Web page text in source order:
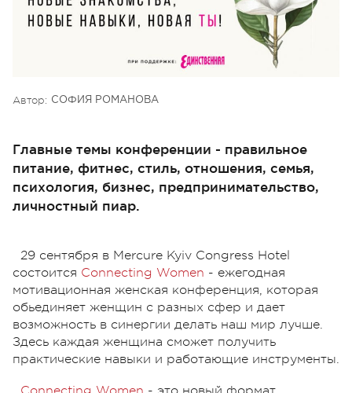
Автор: СОФИЯ РОМАНОВА
Главные темы конференции - правильное
питание, фитнес, стиль, отношения, семья,
психология, бизнес, предпринимательство,
личностный пиар.
29 сентября в Mercure Kyiv Congress Hotel
состоится Connecting Women - ежегодная
мотивационная женская конференция, которая
обьединяет женщин с разных сфер и дает
возможность в синергии делать наш мир лучше.
Здесь каждая женщина сможет получить
практические навыки и работающие инструменты.